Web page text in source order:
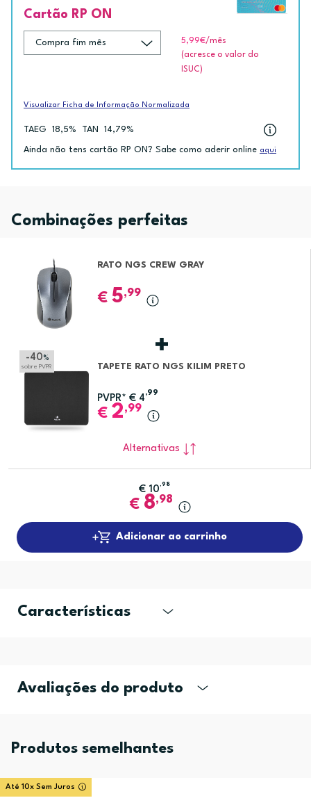
Cartão RP ON
5,99€/mês
(acresce o valor do
ISUC)
Visualizar Ficha de Informação Normalizada
TAEG 18,5% TAN 14,79%
Ainda não tens cartão RP ON? Sabe como aderir online aqui
Combinações perfeitas
RATO NGS CREW GRAY
€ 5,99
-40 %
sobre PVPR TAPETE RATO NGS KILIM PRETO
PVPR* € 4
,99
€ 2,99
Alternativas
€ 10,98
€ 8,98
Adicionar ao carrinho
Características
Avaliações do produto
Produtos semelhantes
Até 10x Sem Juros